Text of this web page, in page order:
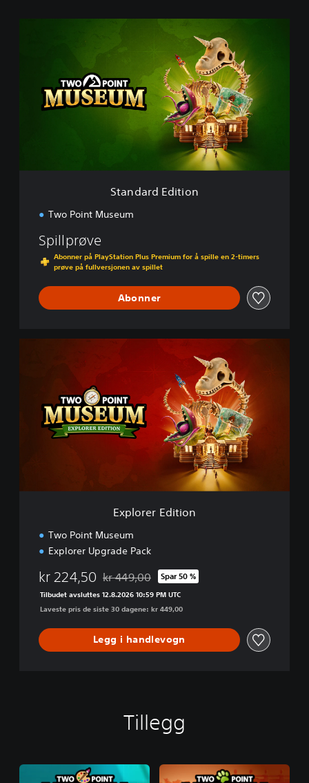
t
Standard Edition
Two Point Museum
Spillprøve
Abonner på PlayStation Plus Premium for å spille en 2-timers
prøve på fullversjonen av spillet
Abonner
t
Explorer Edition
Two Point Museum
Explorer Upgrade Pack
kr 224,50 Nedsatt fra opprinnelig pris på kr 449,00
kr 449,00 Spar 50 %
Tilbudet avsluttes 12.8.2026 10:59 PM UTC
Laveste pris de siste 30 dagene: kr 449,00
Legg i handlevogn
Tillegg